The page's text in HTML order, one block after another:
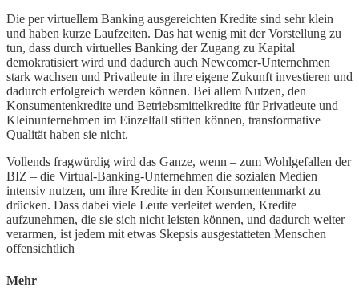
Die per virtuellem Banking ausgereichten Kredite sind sehr klein
und haben kurze Laufzeiten. Das hat wenig mit der Vorstellung zu
tun, dass durch virtuelles Banking der Zugang zu Kapital
demokratisiert wird und dadurch auch Newcomer-Unternehmen
stark wachsen und Privatleute in ihre eigene Zukunft investieren und
dadurch erfolgreich werden können. Bei allem Nutzen, den
Konsumentenkredite und Betriebsmittelkredite für Privatleute und
Kleinunternehmen im Einzelfall stiften können, transformative
Qualität haben sie nicht.
Vollends fragwürdig wird das Ganze, wenn – zum Wohlgefallen der
BIZ – die Virtual-Banking-Unternehmen die sozialen Medien
intensiv nutzen, um ihre Kredite in den Konsumentenmarkt zu
drücken. Dass dabei viele Leute verleitet werden, Kredite
aufzunehmen, die sie sich nicht leisten können, und dadurch weiter
verarmen, ist jedem mit etwas Skepsis ausgestatteten Menschen
offensichtlich
Mehr